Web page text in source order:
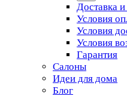
Доставка и
Условия
Условия
Условия
Гарантия
Салоны
Идеи для дома
Блог